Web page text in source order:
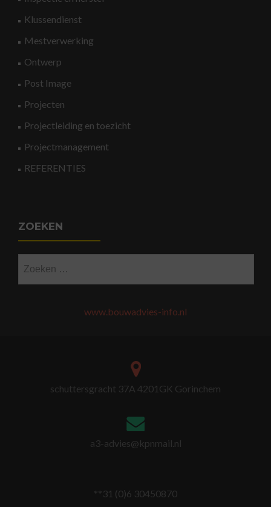
Klussendienst
Mestverwerking
Ontwerp
Post Image
Projecten
Projectleiding en toezicht
Projectmanagement
REFERENTIES
ZOEKEN
naar:
www.bouwadvies-info.nl
schuttersgracht 37A 4201GK Gorinchem
a3-advies@kpnmail.nl
**31 (0)6 30450870